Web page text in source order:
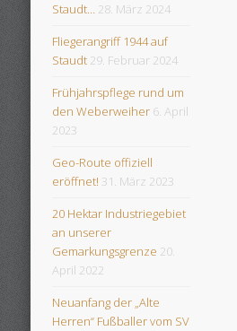
Staudt… 28. März 2024
Fliegerangriff 1944 auf
Staudt 29. Februar 2024
Frühjahrspflege rund um
den Weberweiher 6. April
2023
Geo-Route offiziell
eröffnet! 31. März 2023
20 Hektar Industriegebiet
an unserer
Gemarkungsgrenze 20.
April 2022
Neuanfang der „Alte
Herren“ Fußballer vom SV